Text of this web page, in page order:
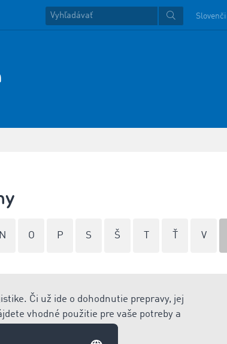
N O P S Š V
Či už ide o dohodnutie prepravy, jej
vhodné použitie pre vaše potreby a